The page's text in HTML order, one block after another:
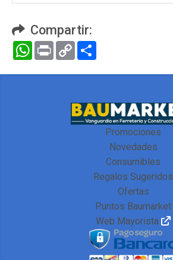
Compartir:
WhatsApp
Print Copy
Link
Promociones
Novedades
Consumibles
Regalos Sugeridos
Ofertas
Puntos Baumarket
Web Mayorista